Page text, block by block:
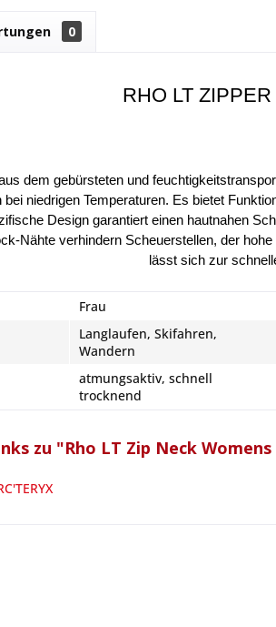
0
RHO LT
dem gebürsteten und
niedrigen Temperaturen. Es bietet
Design garantiert einen hautnahen
Nähte verhindern Scheuerstellen, der
lässt sich zur
Frau
Langlaufen, Skifahren,
Wandern
atmungsaktiv, schnell
trocknend
zu "Rho LT Zip Neck